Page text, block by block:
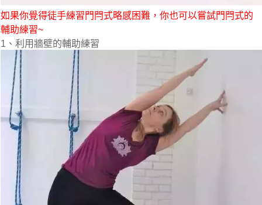
如果你覺得徒手練習門閂式略感困難，你也可以嘗試門閂式的
輔助練習~
1、利用牆壁的輔助練習